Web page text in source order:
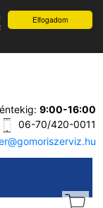
Elfogadom
9:00-16:00
06-70/420-0011